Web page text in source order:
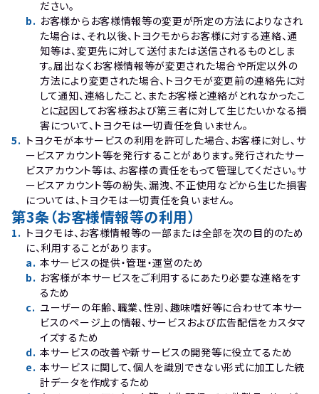
ださい。
b. お客様からお客様情報等の変更が所定の方法によりなされ
た場合は、それ以後、トヨクモからお客様に対する連絡、通
知等は、変更先に対して送付または送信されるものとしま
す。届出なくお客様情報等が変更された場合や所定以外の
方法により変更された場合、トヨクモが変更前の連絡先に対
して通知、連絡したこと、またお客様と連絡がとれなかったこ
とに起因してお客様および第三者に対して生じたいかなる損
害について、トヨクモは一切責任を負いません。
5. トヨクモが本サービスの利用を許可した場合、お客様に対し、サ
ービスアカウント等を発行することがあります。発行されたサー
ビスアカウント等は、お客様の責任をもって管理してください。サ
ービスアカウント等の紛失、漏洩、不正使用などから生じた損害
については、トヨクモは一切責任を負いません。
第3条（お客様情報等の利用）
1. トヨクモは、お客様情報等の一部または全部を次の目的のため
に、利用することがあります。
a. 本サービスの提供・管理・運営のため
b. お客様が本サービスをご利用するにあたり必要な連絡をす
るため
c. ユーザーの年齢、職業、性別、趣味嗜好等に合わせて本サー
ビスのページ上の情報、サービスおよび広告配信をカスタマ
イズするため
d. 本サービスの改善や新サービスの開発等に役立てるため
e. 本サービスに関して、個人を識別できない形式に加工した統
計データを作成するため